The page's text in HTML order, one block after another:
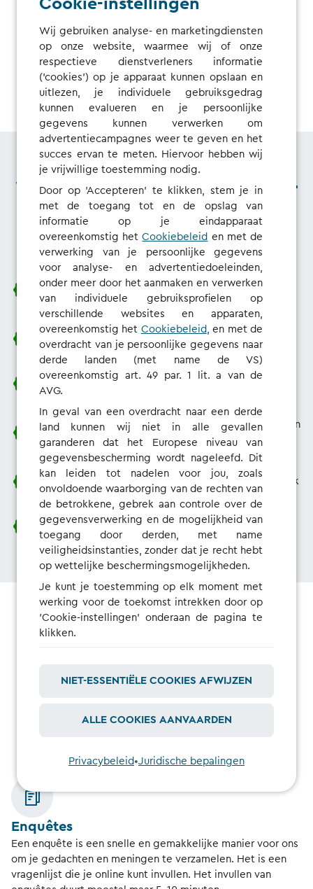
WORD LID VAN DE USER RESEARCH GROUP
Wat zijn de voordelen voor
jou?
Rechtstreeks contact met onze
productontwikkelingsteams
Kortingen, coupons en cadeaubonnen
Vroege toegang tot bètafuncties
De mogelijkheid om onze producten te beïnvloeden en
te verbeteren
Een kijkje achter de schermen bij gebruikersonderzoek
En natuurlijk om op te kunnen scheppen!
Wat voor soort onderzoek
Enquêtes
Een enquête is een snelle en gemakkelijke manier voor ons
om je gedachten en meningen te verzamelen. Het is een
vragenlijst die je online kunt invullen. Het invullen van
Cookie-instellingen
Wij gebruiken analyse- en marketingdiensten
op onze website, waarmee wij of onze
respectieve dienstverleners informatie
('cookies') op je apparaat kunnen opslaan en
uitlezen, je individuele gebruiksgedrag
kunnen evalueren en je persoonlijke
gegevens kunnen verwerken om
advertentiecampagnes weer te geven en het
succes ervan te meten. Hiervoor hebben wij
je vrijwillige toestemming nodig.
Door op 'Accepteren' te klikken, stem je in
met de toegang tot en de opslag van
informatie op je eindapparaat
overeenkomstig hetCookiebeleid en met de
verwerking van je persoonlijke gegevens
voor analyse- en advertentiedoeleinden,
onder meer door het aanmaken en verwerken
van individuele gebruiksprofielen op
verschillende websites en apparaten,
overeenkomstig het Cookiebeleid
, en met de
overdracht van je persoonlijke gegevens naar
derde landen (met name de VS)
overeenkomstig art. 49 par. 1 lit. a van de
AVG.
In geval van een overdracht naar een derde
land kunnen wij niet in alle gevallen
garanderen dat het Europese niveau van
gegevensbescherming wordt nageleefd. Dit
kan leiden tot nadelen voor jou, zoals
onvoldoende waarborging van de rechten van
de betrokkene, gebrek aan controle over de
gegevensverwerking en de mogelijkheid van
toegang door derden, met name
veiligheidsinstanties, zonder dat je recht hebt
op wettelijke beschermingsmogelijkheden.
Je kunt je toestemming op elk moment met
werking voor de toekomst intrekken door op
'Cookie-instellingen' onderaan de pagina te
klikken.
NIET-ESSENTIËLE COOKIES AFWIJZEN
ALLE COOKIES AANVAARDEN
Privacybeleid •Juridische bepalingen